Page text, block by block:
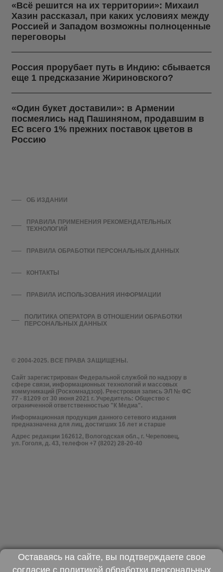
«Всё решится на их территории»: Михаил
Хазин рассказал, при каких условиях между
Россией и Западом возможны полноценные
переговоры
Россия прорубает путь в Индию: сбывается
еще 1 предсказание Жириновского?
«Один букет доставили»: в Армении
посмеялись над Пашиняном, продавшим в
ЕС всего 1% прежних поставок цветов в
Россию
© 2004-2025. ВСЕ ПРАВА ЗАЩИЩЕНЫ.
Сайт зарегистрирован Федеральной службой по надзору в
сфере связи, информационных технологий и массовых
коммуникаций (Роскомнадзор). Реестровая запись ЭЛ № ФС
77 - 81209 от 30 июня 2021 г. Учредитель: Общество с
ограниченной ответственностью "К Медиа".
Информационная продукция данного сетевого издания
предназначена для лиц, достигших 16 лет и старше
Адрес редакции 162612, Вологодская обл., г. Череповец,
ул. Гоголя, д. 43, телефон +7 (8202) 28-20-40
ОБ ИЗДАНИИ
ПРАВИЛА ПРИМЕНЕНИЯ РЕКОМЕНДАТЕЛЬНЫХ
ТЕХНОЛОГИЙ
ПРАВИЛА ОБРАБОТКИ ПЕРСОНАЛЬНЫХ ДАННЫХ
КОНТАКТЫ
ПРАВИЛА ИСПОЛЬЗОВАНИЯ ИНФОРМАЦИИ
ПОЛИТИКА ОПЕРАТОРА В ОТНОШЕНИИ ОБРАБОТКИ
ПЕРСОНАЛЬНЫХ ДАННЫХ
Оставаясь на сайте, вы подтверждаете свое
согласие с политикой обработки персональных